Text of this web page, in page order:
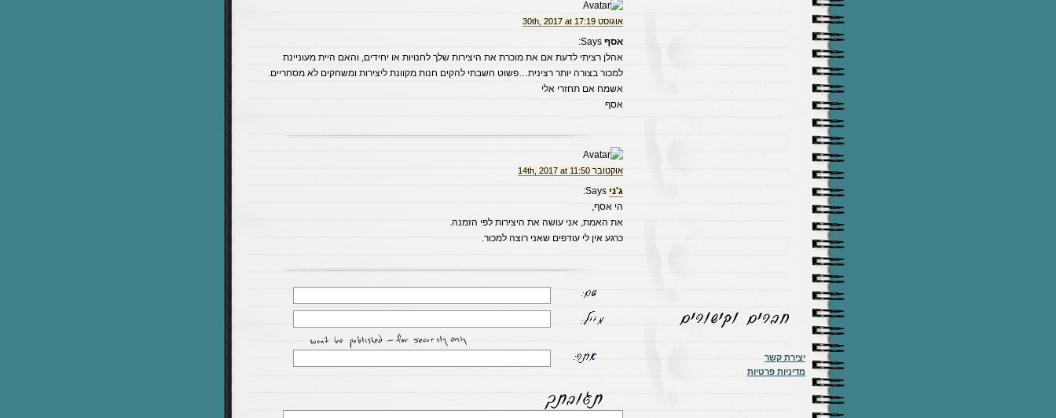
אוגוסט 30th, 2017 at 17:19
אסף
אהלן רציתי לדעת אם את מוכרת את היצירות שלך לחנויות או יחידים, והאם היית מעוניינת
למכור בצורה יותר רצינית…פשוט חשבתי להקים חנות מקוונת ליצירות ומשחקים לא מסחריים.
אשמח אם תחזרי אלי
אסף
אוקטובר 14th, 2017 at 11:50
ג'ני
הי אסף,
את האמת, אני עושה את היצירות לפי הזמנה.
כרגע אין לי עודפים שאני רוצה למכור.
יצירת קשר
מדיניות פרטיות